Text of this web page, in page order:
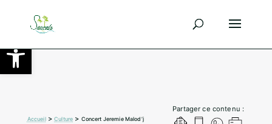
Ouvrir la barre d’outils
Partager ce contenu :
Accueil>Culture > Concert Jeremie Malod’j